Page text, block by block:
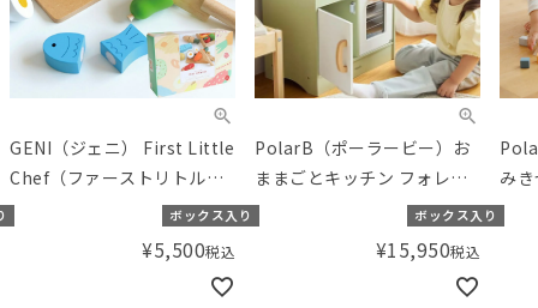
GENI（ジェニ） First Little
Chef（ファーストリトルシ
ェフ）
ボックス入り
¥5,500税込
PolarB（ポーラービー）お
ままごとキッチン フォレス
トグリーン／知育玩具 木製
ボックス入り
¥15,950税込
み